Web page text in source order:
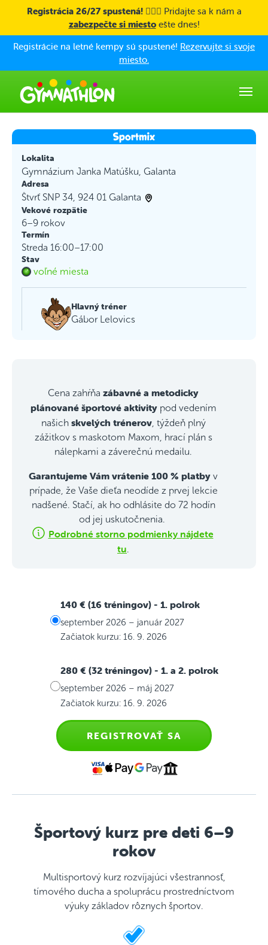
Skip to main content
Registrácia 26/27 spustená! 🤸🏼‍♀️ Pridajte sa k nám a
zabezpečte si miestoešte dnes!
Registrácie na letné kempy sú spustené! Rezervujte si svoje
miesto.
Lokalita
Gymnázium Janka Matúšku, Galanta
Adresa
Štvrť SNP 34, 924 01 Galanta
Vekové rozpätie
6–9 rokov
Termín
Streda 16:00–17:00
Stav
voľné miesta
Hlavný tréner
Gábor Lelovics
Cena zahŕňa zábavné a metodicky
plánované športové aktivitypod vedením
našich skvelých trénerov, týždeň plný
zážitkov s maskotom Maxom, hrací plán s
nálepkami a záverečnú medailu.
Garantujeme Vám vrátenie 100 % platby v
prípade, že Vaše dieťa neodíde z prvej lekcie
nadšené. Stačí, ak ho odhlásite do 72 hodín
od jej uskutočnenia.
Podrobné storno podmienky nájdete
tu.
140 € (16 tréningov) - 1. polrok
september 2026 – január 2027
Začiatok kurzu: 16. 9. 2026
280 € (32 tréningov) - 1. a 2. polrok
september 2026 – máj 2027
Začiatok kurzu: 16. 9. 2026
REGISTROVAŤ SA
Športový kurz pre deti 6–9
rokov
Multisportový kurz rozvíjajúci všestrannosť,
tímového ducha a spoluprácu prostredníctvom
výuky základov rôznych športov.